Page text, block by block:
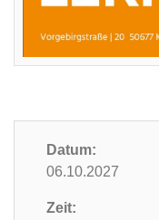
Datum:
06.10.2027
Zeit: